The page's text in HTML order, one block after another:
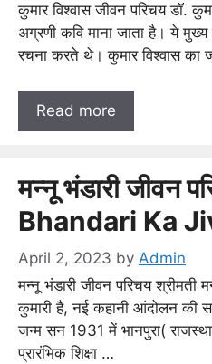
कुमार विश्वास जीवन परिचय डॉ.
अग्रणी कवि माना जाता है। ये
रचना करते थे। कुमार विश्वास का
Read more
मन्नू भंडारी जीवन
Bhandari Ka
April 2, 2023 by Admin
मन्नू भंडारी जीवन परिचय श्रीमती
कुमारी है, नई कहानी आंदोलन की
जन्म सन 1931 में भानपुरा(
प्रारंभिक शिक्षा …